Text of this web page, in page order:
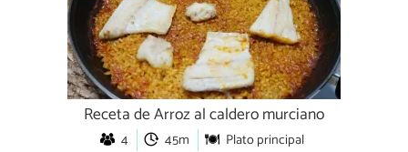
Receta de Arroz al caldero murciano
4 45m Plato principal